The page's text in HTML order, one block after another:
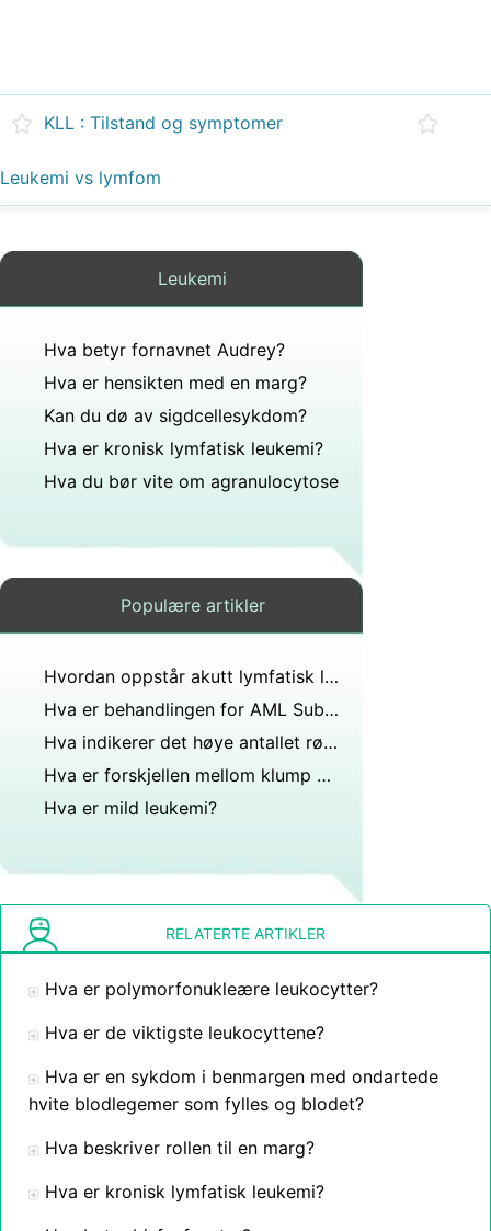
KLL : Tilstand og symptomer
Leukemi vs lymfom
Leukemi
Hva betyr fornavnet Audrey?
Hva er hensikten med en marg?
Kan du dø av sigdcellesykdom?
Hva er kronisk lymfatisk leukemi?
Hva du bør vite om agranulocytose
Populære artikler
Hvordan oppstår akutt lymfatisk leukemi?
Hva er behandlingen for AML Subtyper
Hva indikerer det høye antallet røde blodlegemer?
Hva er forskjellen mellom klump og cyste?
Hva er mild leukemi?
RELATERTE ARTIKLER
Hva er polymorfonukleære leukocytter?
Hva er de viktigste leukocyttene?
Hva er en sykdom i benmargen med ondartede
hvite blodlegemer som fylles og blodet?
Hva beskriver rollen til en marg?
Hva er kronisk lymfatisk leukemi?